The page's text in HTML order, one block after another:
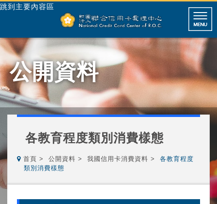
跳到主要內容區
公開資料
各教育程度類別消費樣態
首頁 公開資料 我國信用卡消費資料
各教育程度
類別消費樣態